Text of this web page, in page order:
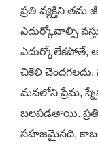
ప్రతి వ్యక్తిని తమ
ఎదుర్కోవాల్సి
ఎదుర్కోలేకపోతే,
చికెలి
మనలోని ప్రేమ,
బలపడతాయి. ప్రతి
సహజమైనది,